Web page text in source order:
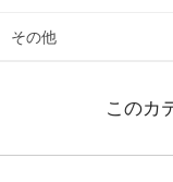
その他